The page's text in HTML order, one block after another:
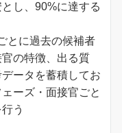
し、90%に達する
とに過去の候補者
の特徴、出る質
ータを蓄積してお
ーズ・面接官ごと
う